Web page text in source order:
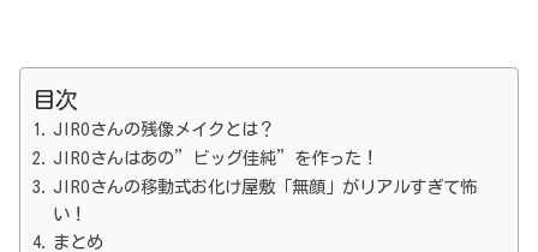
目次
JIROさんの残像メイクとは？
JIROさんはあの”ビッグ佳純”を作った！
JIROさんの移動式お化け屋敷「無顔」がリアルすぎて怖
い！
まとめ